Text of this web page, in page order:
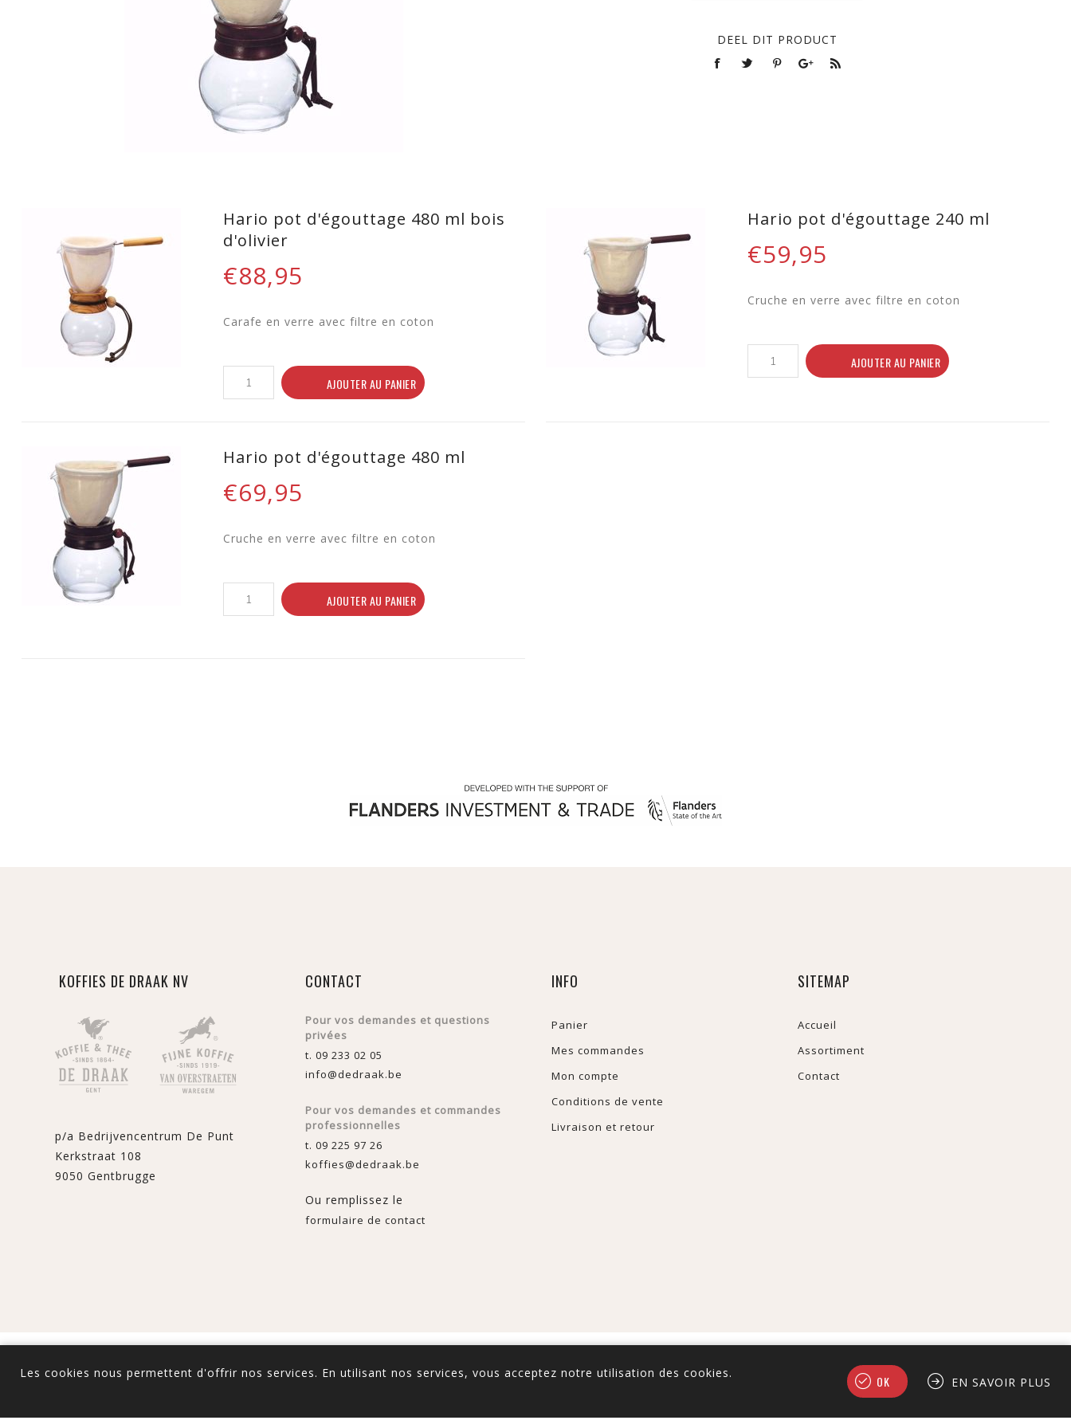
DEEL DIT PRODUCT
Hario pot d'égouttage 480 ml bois
d'olivier
€88,95
Carafe en verre avec filtre en coton
AJOUTER AU PANIER
Hario pot d'égouttage 240 ml
€59,95
Cruche en verre avec filtre en coton
AJOUTER AU PANIER
Hario pot d'égouttage 480 ml
€69,95
Cruche en verre avec filtre en coton
AJOUTER AU PANIER
KOFFIES DE DRAAK NV
p/a Bedrijvencentrum De Punt
Kerkstraat 108
9050 Gentbrugge
CONTACT
Pour vos demandes et questions
privées
t. 09 233 02 05
info@dedraak.be
Pour vos demandes et commandes
professionnelles
t. 09 225 97 26
koffies@dedraak.be
Ou remplissez le
formulaire de contact
INFO
Panier
Mes commandes
Mon compte
Conditions de vente
Livraison et retour
SITEMAP
Accueil
Assortiment
Contact
Powered bynopCommerce
Copyright © 2026 De Draak. Tous droits réservés.
Les cookies nous permettent d'offrir nos services. En utilisant nos services, vous acceptez notre utilisation des cookies.
OK EN SAVOIR PLUS